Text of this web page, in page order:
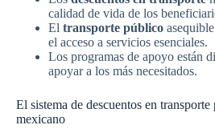
calidad de vida de los
El transporte público
el acceso a servicios esenciales.
Los programas de apoyo están
apoyar a los más necesitados.
El sistema de descuentos en
mexicano